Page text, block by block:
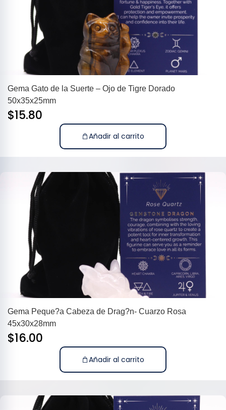
Gema Gato de la Suerte – Ojo de Tigre Dorado
50x35x25mm
$15.80
Añadir al carrito
Gema Peque?a Cabeza de Drag?n- Cuarzo Rosa
45x30x28mm
$16.00
Añadir al carrito